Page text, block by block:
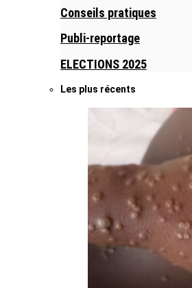
Conseils pratiques
Publi-reportage
ELECTIONS 2025
Les plus récents